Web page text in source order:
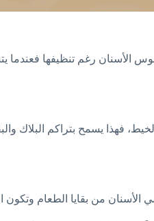
الأسنان رغم تنظيفها
فهذا يسمح بتراكم البلاك
من بقايا الطعام وتكون